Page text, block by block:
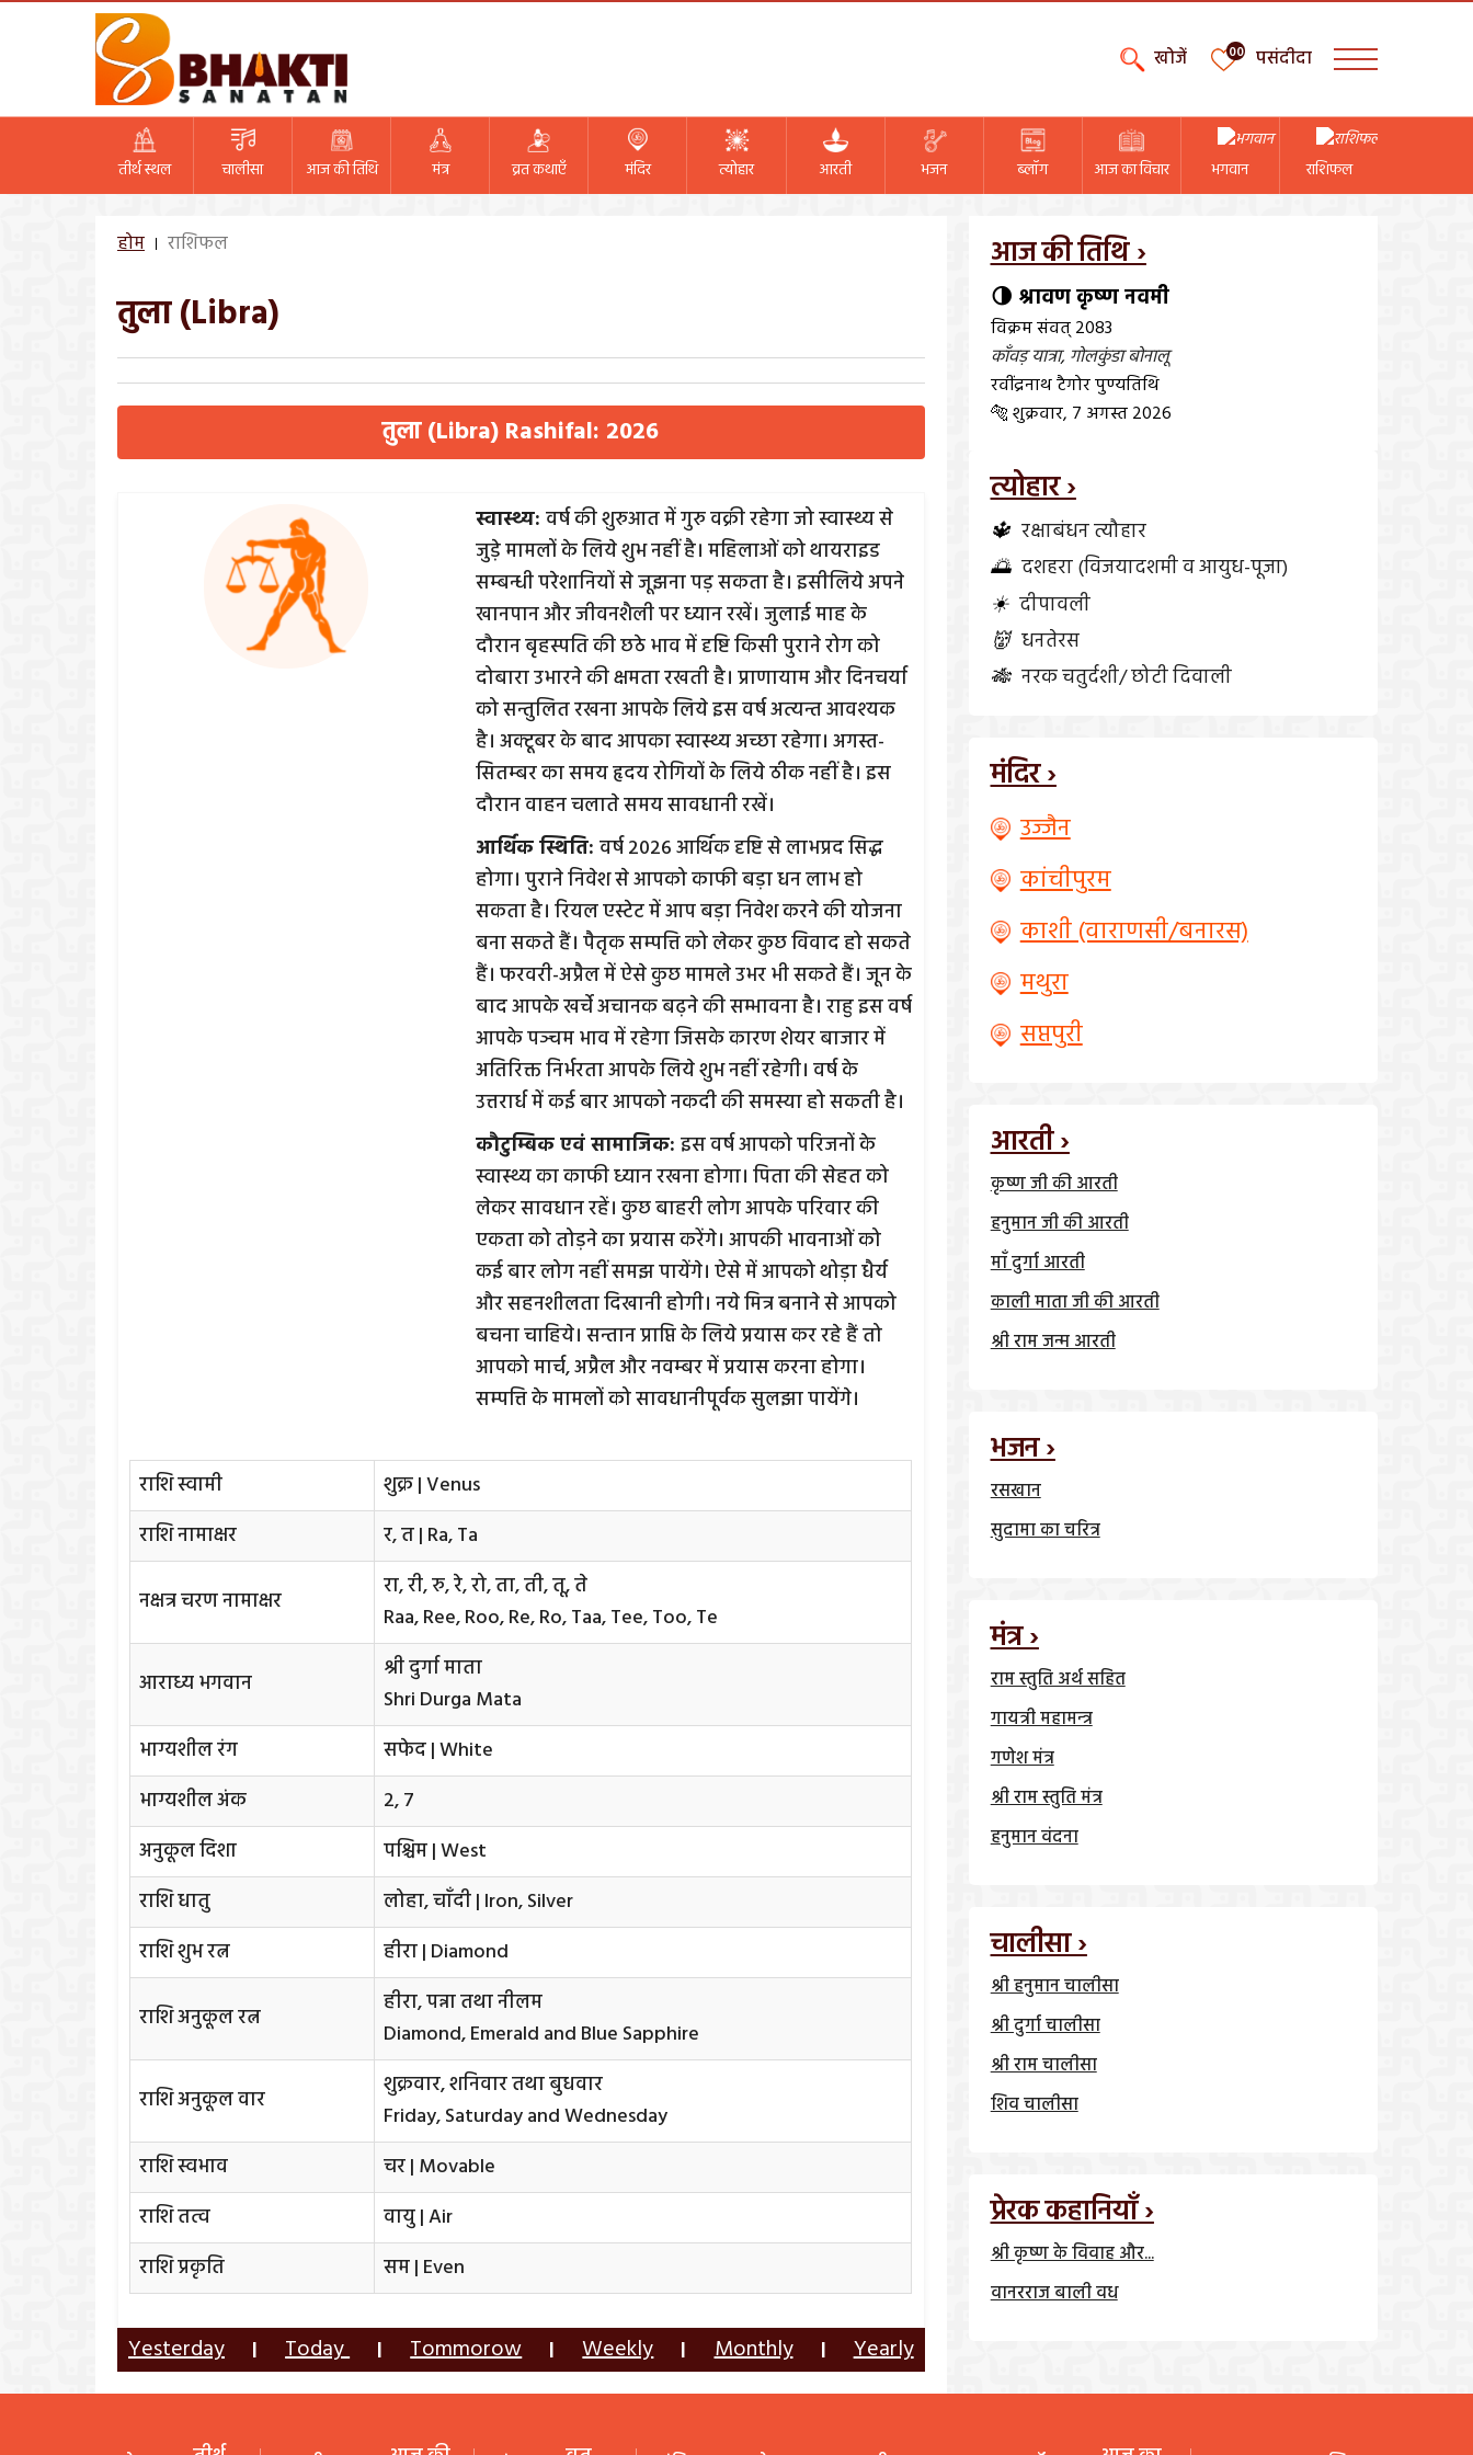
खोजें 00 पसंदीदा
तीर्थ स्थल चालीसा आज की तिथि मंत्र व्रत कथाएँ मंदिर त्योहार आरती भजन ब्लॉग आज का विचार भगवान राशिफल
होम राशिफल
तुला (Libra)
तुला (Libra) Rashifal: 2026
स्वास्थ्य: वर्ष की शुरुआत में गुरु वक्री रहेगा जो स्वास्थ्य से
जुड़े मामलों के लिये शुभ नहीं है। महिलाओं को थायराइड
सम्बन्धी परेशानियों से जूझना पड़ सकता है। इसीलिये अपने
खानपान और जीवनशैली पर ध्यान रखें। जुलाई माह के
दौरान बृहस्पति की छठे भाव में दृष्टि किसी पुराने रोग को
दोबारा उभारने की क्षमता रखती है। प्राणायाम और दिनचर्या
को सन्तुलित रखना आपके लिये इस वर्ष अत्यन्त आवश्यक
है। अक्टूबर के बाद आपका स्वास्थ्य अच्छा रहेगा। अगस्त-
सितम्बर का समय हृदय रोगियों के लिये ठीक नहीं है। इस
दौरान वाहन चलाते समय सावधानी रखें।
आर्थिक स्थिति: वर्ष 2026 आर्थिक दृष्टि से लाभप्रद सिद्ध
होगा। पुराने निवेश से आपको काफी बड़ा धन लाभ हो
सकता है। रियल एस्टेट में आप बड़ा निवेश करने की योजना
बना सकते हैं। पैतृक सम्पत्ति को लेकर कुछ विवाद हो सकते
हैं। फरवरी-अप्रैल में ऐसे कुछ मामले उभर भी सकते हैं। जून के
बाद आपके खर्चे अचानक बढ़ने की सम्भावना है। राहु इस वर्ष
आपके पञ्चम भाव में रहेगा जिसके कारण शेयर बाजार में
अतिरिक्त निर्भरता आपके लिये शुभ नहीं रहेगी। वर्ष के
उत्तरार्ध में कई बार आपको नकदी की समस्या हो सकती है।
कौटुम्बिक एवं सामाजिक: इस वर्ष आपको परिजनों के
स्वास्थ्य का काफी ध्यान रखना होगा। पिता की सेहत को
लेकर सावधान रहें। कुछ बाहरी लोग आपके परिवार की
एकता को तोड़ने का प्रयास करेंगे। आपकी भावनाओं को
कई बार लोग नहीं समझ पायेंगे। ऐसे में आपको थोड़ा धैर्य
और सहनशीलता दिखानी होगी। नये मित्र बनाने से आपको
बचना चाहिये। सन्तान प्राप्ति के लिये प्रयास कर रहे हैं तो
आपको मार्च, अप्रैल और नवम्बर में प्रयास करना होगा।
सम्पत्ति के मामलों को सावधानीपूर्वक सुलझा पायेंगे।
राशि स्वामी
शुक्र | Venus
राशि नामाक्षर
र, त | Ra, Ta
नक्षत्र चरण नामाक्षर
रा, री, रु, रे, रो, ता, ती, तू, ते
Raa, Ree, Roo, Re, Ro, Taa, Tee, Too, Te
आराध्य भगवान
श्री दुर्गा माता
Shri Durga Mata
भाग्यशील रंग
सफेद | White
भाग्यशील अंक
2, 7
अनुकूल दिशा
पश्चिम | West
राशि धातु
लोहा, चाँदी | Iron, Silver
राशि शुभ रत्न
हीरा | Diamond
राशि अनुकूल रत्न
हीरा, पन्ना तथा नीलम
Diamond, Emerald and Blue Sapphire
राशि अनुकूल वार
शुक्रवार, शनिवार तथा बुधवार
Friday, Saturday and Wednesday
राशि स्वभाव
चर | Movable
राशि तत्व
वायु | Air
राशि प्रकृति
सम | Even
Yesterday | Today | Tommorow | Weekly | Monthly | Yearly
आज की तिथि ›
🌗 श्रावण कृष्ण नवमी
विक्रम संवत् 2083
काँवड़ यात्रा,गोलकुंडा बोनालू
रवींद्रनाथ टैगोर पुण्यतिथि
🐅 शुक्रवार, 7 अगस्त 2026
त्योहार ›
🔱 रक्षाबंधन त्यौहार
🌅 दशहरा (विजयादशमी व आयुध-पूजा)
☀️ दीपावली
👹 धनतेरस
🎋 नरक चतुर्दशी/ छोटी दिवाली
मंदिर ›
उज्जैन
कांचीपुरम
काशी (वाराणसी/बनारस)
मथुरा
सप्तपुरी
आरती ›
कृष्ण जी की आरती
हनुमान जी की आरती
माँ दुर्गा आरती
काली माता जी की आरती
श्री राम जन्म आरती
भजन ›
रसखान
सुदामा का चरित्र
मंत्र ›
राम स्तुति अर्थ सहित
गायत्री महामन्त्र
गणेश मंत्र
श्री राम स्तुति मंत्र
हनुमान वंदना
चालीसा ›
श्री हनुमान चालीसा
श्री दुर्गा चालीसा
श्री राम चालीसा
शिव चालीसा
प्रेरक कहानियाँ ›
श्री कृष्ण के विवाह और...
वानरराज बाली वध